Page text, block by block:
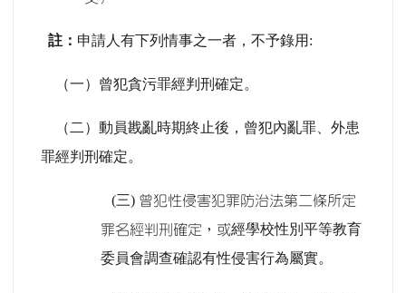
註： 申請人有下列情事之一者，不予錄用:
（一） 曾犯貪污罪經判刑確定。
（二） 動員戡亂時期終止後，曾犯內亂罪、外患
罪經判刑確定。
(三) 曾犯性侵害犯罪防治法第二條所定
罪名經判刑確定，或經學校性別平等教育
委員會調查確認有性侵害行為屬實。